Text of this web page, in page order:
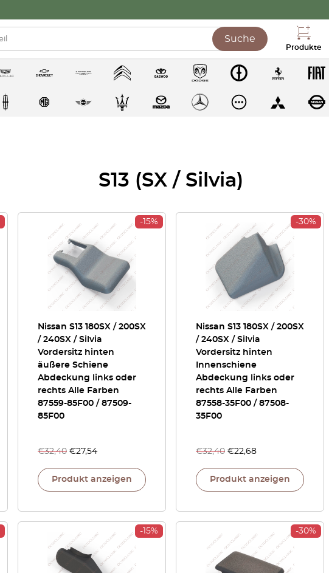
Suche
Produkte
S13 (SX / Silvia)
-15%
Nissan S13 180SX / 200SX
/ 240SX / Silvia
Vordersitz hinten
äußere Schiene
Abdeckung links oder
rechts Alle Farben
87559-85F00 / 87509-
85F00
€32,40 €27,54
Produkt anzeigen
-30%
Nissan S13 180SX / 200SX
/ 240SX / Silvia
Vordersitz hinten
Innenschiene
Abdeckung links oder
rechts Alle Farben
87558-35F00 / 87508-
35F00
€32,40 €22,68
Produkt anzeigen
-15% -30%